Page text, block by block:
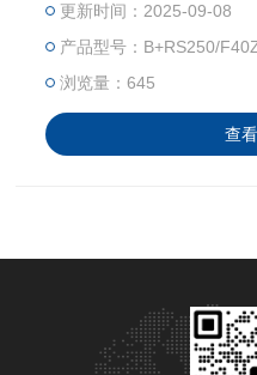
号。输出力矩或力，自动
务。它也可以通过操作器实
时，用操作器对执行机构进
更新时间：2025-09-08
产品型号：B+RS250/
浏览量：645
查